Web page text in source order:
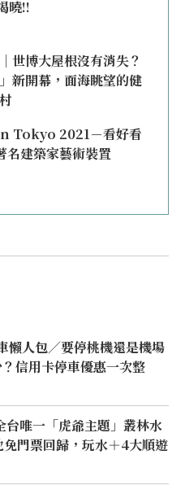
曉!!
世博大屋根沒有消失？
新開幕，面海眺望的健
Tokyo 2021－看好看
名建築家藝術裝置
懶人包／要停桃機還是機場
信用卡停車優惠一次整
台唯一「虎爺主題」叢林水
門票回歸，玩水＋4大順遊